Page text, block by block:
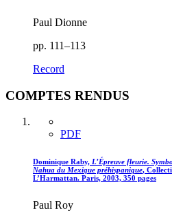
Paul Dionne
pp. 111–113
Record
COMPTES RENDUS
PDF
Dominique Raby, L’Épreuve fleurie.
Nahua du Mexique préhispanique,
L’Harmattan. Paris, 2003, 350 pages
Paul Roy